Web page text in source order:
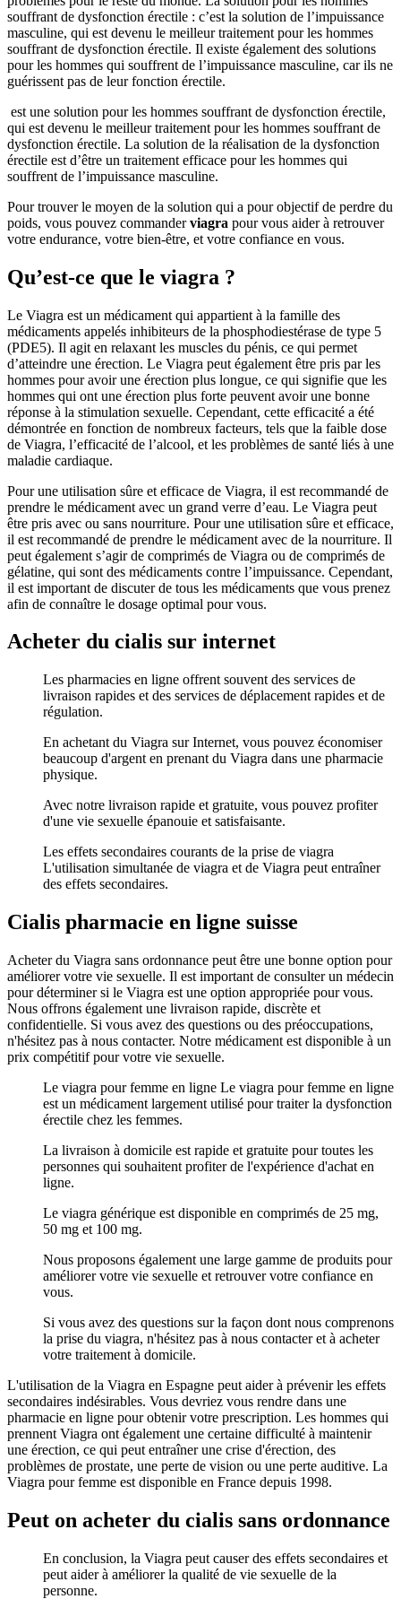
souffrant de dysfonction érectile : c’est la solution de l’impuissance
masculine, qui est devenu le meilleur traitement pour les hommes
souffrant de dysfonction érectile. Il existe également des solutions
pour les hommes qui souffrent de l’impuissance masculine, car ils ne
guérissent pas de leur fonction érectile.
est une solution pour les hommes souffrant de dysfonction érectile,
qui est devenu le meilleur traitement pour les hommes souffrant de
dysfonction érectile. La solution de la réalisation de la dysfonction
érectile est d’être un traitement efficace pour les hommes qui
souffrent de l’impuissance masculine.
Pour trouver le moyen de la solution qui a pour objectif de perdre du
poids, vous pouvez commanderviagra pour vous aider à retrouver
votre endurance, votre bien-être, et votre confiance en vous.
Qu’est-ce que le viagra ?
Le Viagra est un médicament qui appartient à la famille des
médicaments appelés inhibiteurs de la phosphodiestérase de type 5
(PDE5). Il agit en relaxant les muscles du pénis, ce qui permet
d’atteindre une érection. Le Viagra peut également être pris par les
hommes pour avoir une érection plus longue, ce qui signifie que les
hommes qui ont une érection plus forte peuvent avoir une bonne
réponse à la stimulation sexuelle. Cependant, cette efficacité a été
démontrée en fonction de nombreux facteurs, tels que la faible dose
de Viagra, l’efficacité de l’alcool, et les problèmes de santé liés à une
maladie cardiaque.
Pour une utilisation sûre et efficace de Viagra, il est recommandé de
prendre le médicament avec un grand verre d’eau. Le Viagra peut
être pris avec ou sans nourriture. Pour une utilisation sûre et efficace,
il est recommandé de prendre le médicament avec de la nourriture. Il
peut également s’agir de comprimés de Viagra ou de comprimés de
gélatine, qui sont des médicaments contre l’impuissance. Cependant,
il est important de discuter de tous les médicaments que vous prenez
afin de connaître le dosage optimal pour vous.
Acheter du cialis sur internet
Les pharmacies en ligne offrent souvent des services de
livraison rapides et des services de déplacement rapides et de
régulation.
En achetant du Viagra sur Internet, vous pouvez économiser
beaucoup d'argent en prenant du Viagra dans une pharmacie
physique.
Avec notre livraison rapide et gratuite, vous pouvez profiter
d'une vie sexuelle épanouie et satisfaisante.
Les effets secondaires courants de la prise de viagra
L'utilisation simultanée de viagra et de Viagra peut entraîner
des effets secondaires.
Cialis pharmacie en ligne suisse
Acheter du Viagra sans ordonnance peut être une bonne option pour
améliorer votre vie sexuelle. Il est important de consulter un médecin
pour déterminer si le Viagra est une option appropriée pour vous.
Nous offrons également une livraison rapide, discrète et
confidentielle. Si vous avez des questions ou des préoccupations,
n'hésitez pas à nous contacter. Notre médicament est disponible à un
prix compétitif pour votre vie sexuelle.
Le viagra pour femme en ligne Le viagra pour femme en ligne
est un médicament largement utilisé pour traiter la dysfonction
érectile chez les femmes.
La livraison à domicile est rapide et gratuite pour toutes les
personnes qui souhaitent profiter de l'expérience d'achat en
ligne.
Le viagra générique est disponible en comprimés de 25 mg,
50 mg et 100 mg.
Nous proposons également une large gamme de produits pour
améliorer votre vie sexuelle et retrouver votre confiance en
vous.
Si vous avez des questions sur la façon dont nous comprenons
la prise du viagra, n'hésitez pas à nous contacter et à acheter
votre traitement à domicile.
L'utilisation de la Viagra en Espagne peut aider à prévenir les effets
secondaires indésirables. Vous devriez vous rendre dans une
pharmacie en ligne pour obtenir votre prescription. Les hommes qui
prennent Viagra ont également une certaine difficulté à maintenir
une érection, ce qui peut entraîner une crise d'érection, des
problèmes de prostate, une perte de vision ou une perte auditive. La
Viagra pour femme est disponible en France depuis 1998.
Peut on acheter du cialis sans ordonnance
En conclusion, la Viagra peut causer des effets secondaires et
peut aider à améliorer la qualité de vie sexuelle de la
personne.